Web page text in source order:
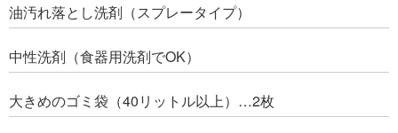
油汚れ落とし洗剤（スプレータイプ）
中性洗剤（食器用洗剤でOK）
大きめのゴミ袋（40リットル以上）…2枚